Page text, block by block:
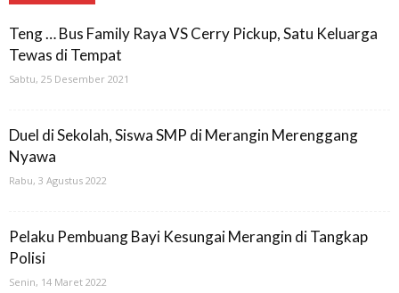
Teng … Bus Family Raya VS Cerry Pickup, Satu Keluarga
Tewas di Tempat
Sabtu, 25 Desember 2021
Duel di Sekolah, Siswa SMP di Merangin Merenggang
Nyawa
Rabu, 3 Agustus 2022
Pelaku Pembuang Bayi Kesungai Merangin di Tangkap
Polisi
Senin, 14 Maret 2022